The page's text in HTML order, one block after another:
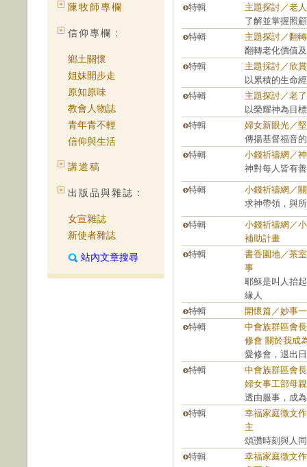
陳牧師專欄
信仰專欄：
鄉土關懷
姐妹開步走
原知原味
教會人物誌
青年青不輕
信仰與生活
講道稿
出版品與雜誌：
女宣雜誌
新使者雜誌
站內文章搜尋
特輯
主題探討／老
了解並掌握照
特輯
主題探討／翻
翻轉老化價值
特輯
主題採討／欣
以累積的生命
特輯
主題探討／老
以榮耀神為目
特輯
婦女新眼光／
傳揚基督福音
特輯
小錢祈禱網／
神對每人皆有
特輯
小錢祈禱網／
求神帶領，與
特輯
小錢祈禱網／
補助計畫
特輯
書香園地／茶
事
耶穌是叫人抬
緣人
特輯
開懷篇／妙事
特輯
中會族群區會
修會 關於我成
愛修會，退出
特輯
中會族群區會
婦女事工部母
透由服事，成
特輯
幸福家庭徵文
主
頌讚時刻與人
特輯
幸福家庭徵文